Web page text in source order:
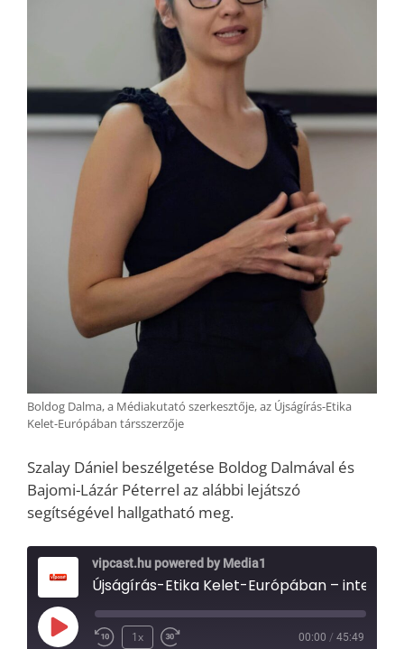
Boldog Dalma, a Médiakutató szerkesztője, az Újságírás-Etika
Kelet-Európában társszerzője
Szalay Dániel beszélgetése Boldog Dalmával és
Bajomi-Lázár Péterrel az alábbi lejátszó
segítségével hallgatható meg.
vipcast.hu powered by Media1
Play
1x 00:00 / 45:49